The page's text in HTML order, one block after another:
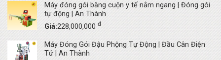
Máy đóng gói băng cuộn y tế nằm ngang | Đóng gói
tự động | An Thành
Giá:228,000,000 đ
Máy Đóng Gói Đậu Phộng Tự Động | Đầu Cân Điện
Tử | An Thành